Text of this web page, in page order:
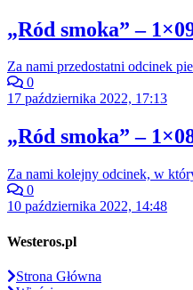
„Ród smoka” –
Za nami przedostatni odcinek
0
17 października 2022, 17:13
„Ród smoka” –
Za nami kolejny odcinek, w
0
10 października 2022, 14:48
Westeros.pl
Strona Główna